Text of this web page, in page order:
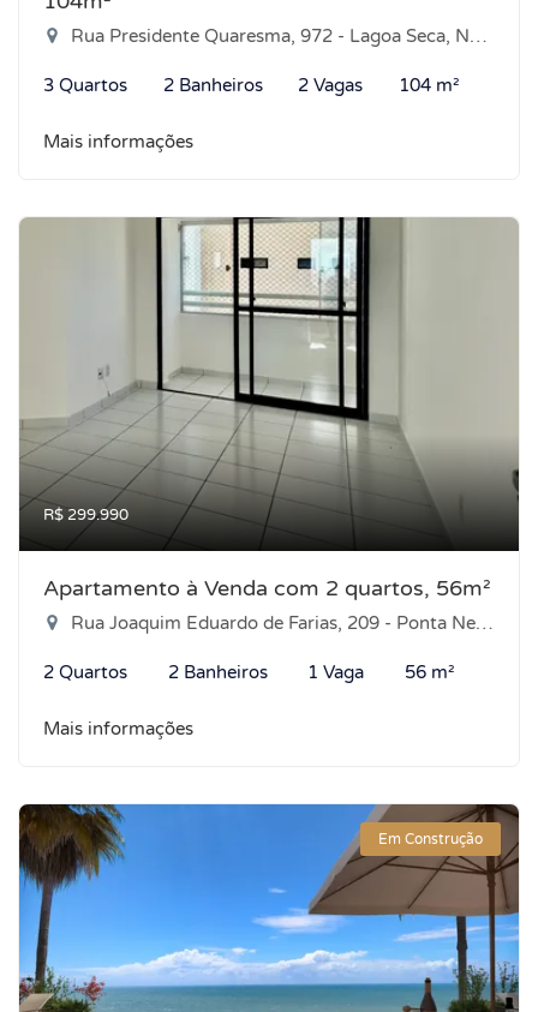
Rua Presidente Quaresma, 972 - Lagoa Seca, Natal-RN
3 Quartos 2 Banheiros 2 Vagas 104 m²
Mais informações
R$ 299.990
Apartamento à Venda com 2 quartos, 56m²
Rua Joaquim Eduardo de Farias, 209 - Ponta Negra, Natal-RN
2 Quartos 2 Banheiros 1 Vaga 56 m²
Mais informações
Em Construção